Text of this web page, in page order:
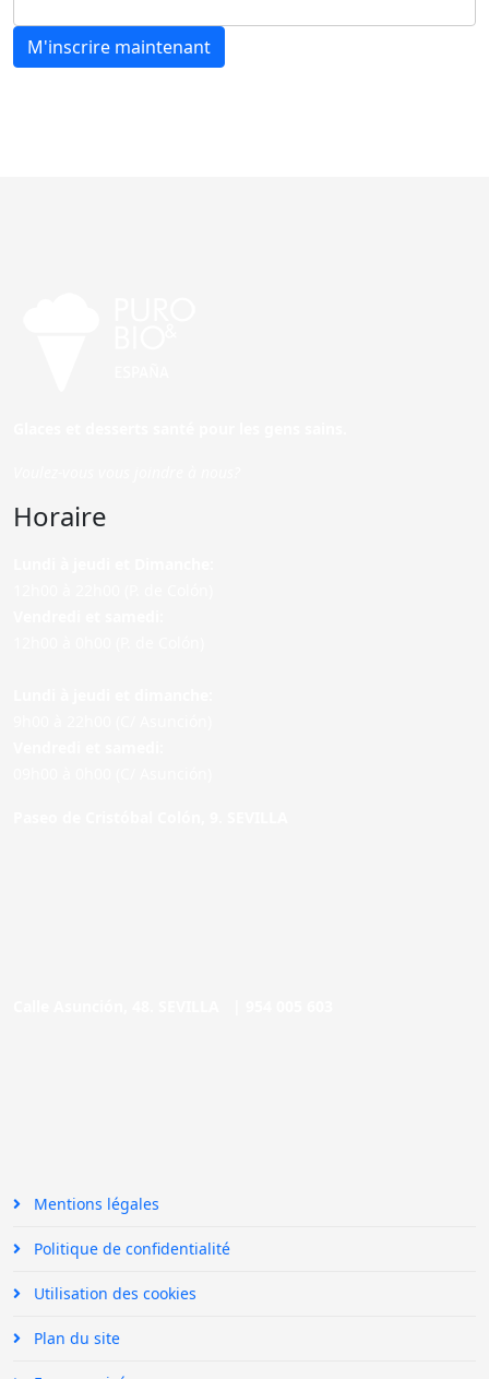
M'inscrire maintenant
Horaire
Mentions légales
Politique de confidentialité
Utilisation des cookies
Plan du site